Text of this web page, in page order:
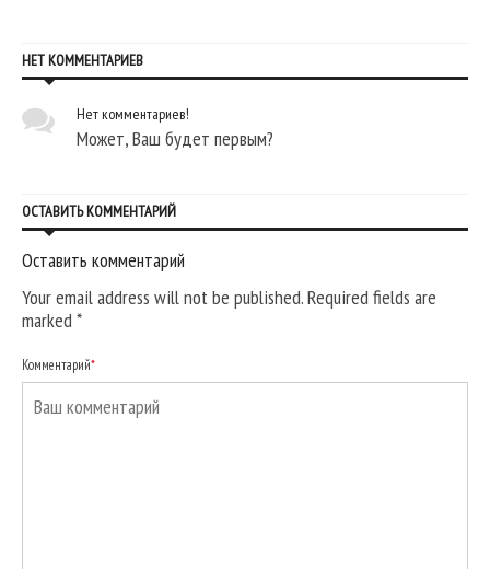
НЕТ КОММЕНТАРИЕВ
Нет комментариев!
Может, Ваш будет первым?
ОСТАВИТЬ КОММЕНТАРИЙ
Оставить комментарий
Your email address will not be published. Required fields are
marked*
Комментарий*